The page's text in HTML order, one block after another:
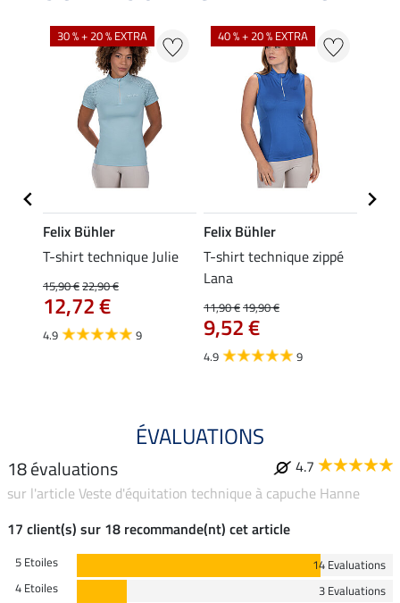
30 % + 20 % EXTRA
Felix Bühler
T-shirt technique Julie
15,90 €22,90 €
12,72 €
4.9 9
40 % + 20 % EXTRA
Felix Bühler
T-shirt technique zippé
Lana
11,90 €19,90 €
9,52 €
4.9 9
ÉVALUATIONS
18 évaluations
4.7
sur l'article Veste d'équitation technique à capuche Hanne
17 client(s) sur 18 recommande(nt) cet article
5 Etoiles
14 Evaluations
4 Etoiles
3 Evaluations